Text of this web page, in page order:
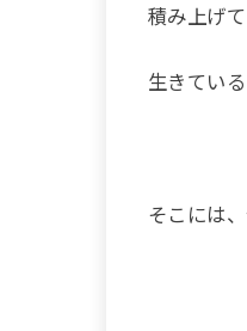
積み上げ
生きてい
そこには